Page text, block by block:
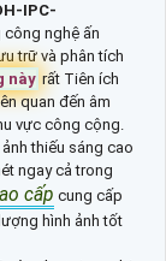
IPC-
công nghệ ấn
trữ và phân tích
này rất Tiên ích
quan đến âm
vực công cộng.
thiếu sáng cao
ngay cả trong
cấp cung cấp
hình ảnh tốt